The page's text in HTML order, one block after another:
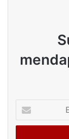
your
Email